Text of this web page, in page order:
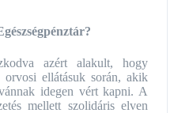
azért alakult, hogy
orvosi ellátásuk során, akik
idegen vért kapni. A
mellett szolidáris elven